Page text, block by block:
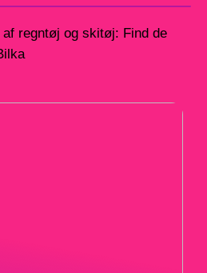
regntøj og skitøj: Find de